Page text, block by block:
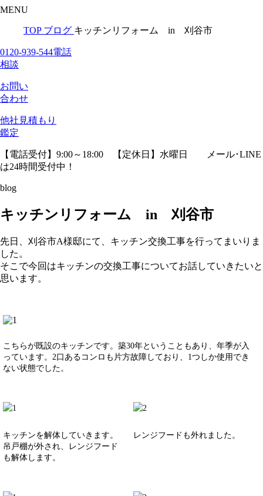
MENU
TOP ブログ キッチンリフォーム in 刈谷市
0120-939-544電話
相談
お問い
合わせ
他社見積もり
鑑定
【電話受付】9:00～18:00 【定休日】水曜日
メール･LINE
は24時間受付中！
blog
キッチンリフォーム in 刈谷市
先日、刈谷市A様邸にて、キッチン交換工事を行ってまいりま
した。
そこで今回はキッチンの交換工事についてお話していきたいと
思います。
こちらが既設のキッチンです。築30年ということもあり、年季が入
っています。2口あるコンロも片方故障しており、1つしか使用でき
ない状態でした。
キッチンを解体していきます。
吊戸棚が外され、レンジフード
も解体します。
レンジフードも外れました。